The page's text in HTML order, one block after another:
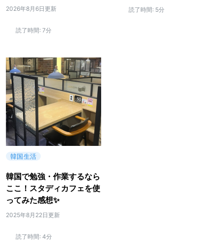
2026年8月6日更新
読了時間: 7分
読了時間: 5分
韓国生活
韓国で勉強・作業するなら
ここ！スタディカフェを使
ってみた感想✨
2025年8月22日更新
読了時間: 4分